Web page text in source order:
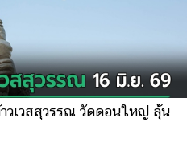
วเวสสุวรรณ วัดดอนใหญ่ ลุ้น